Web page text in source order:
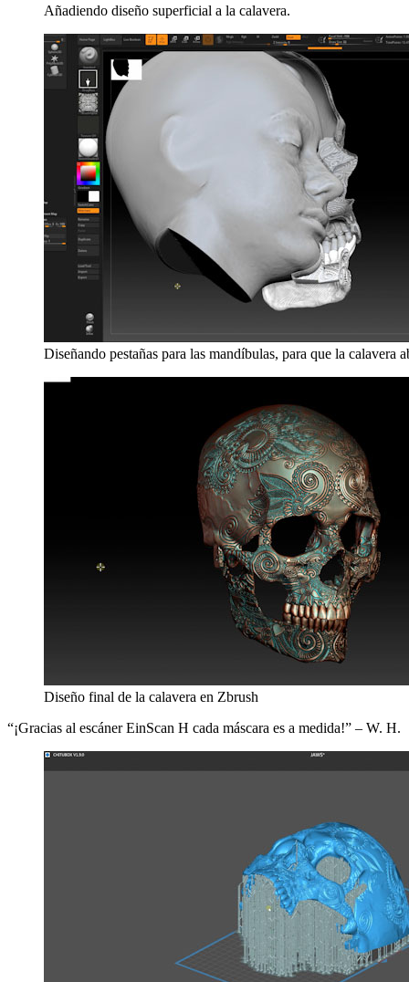
Añadiendo diseño superficial a la calavera.
Diseñando pestañas para las mandíbulas, para que la calavera
Diseño final de la calavera en Zbrush
“¡Gracias al escáner EinScan H cada máscara es a medida!” – W. H.